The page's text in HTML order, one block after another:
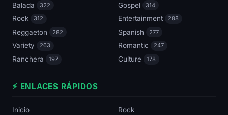
Balada 322 Gospel 314
Rock 312 Entertainment 288
Reggaeton 282 Spanish 277
Variety 263 Romantic 247
Ranchera 197 Culture 178
⚡ ENLACES RÁPIDOS
Inicio
Rock